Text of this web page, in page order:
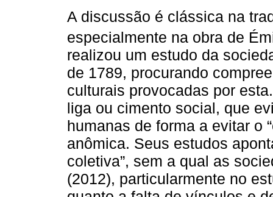
A discussão é clássica na
especialmente na obra de
realizou um estudo da
de 1789, procurando
culturais provocadas por
liga ou cimento social, que
humanas de forma a evitar o
anômica. Seus estudos
coletiva”, sem a qual as
(2012), particularmente no